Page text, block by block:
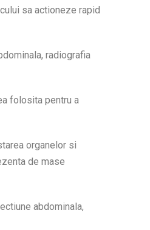
sa actioneze rapid
radiografia
folosita pentru a
organelor si
de mase
abdominala,